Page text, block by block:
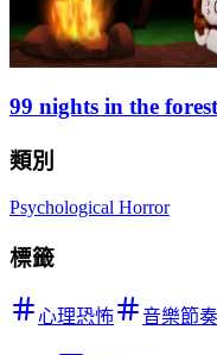
99 nights in the forest
類別
Psychological Horror
標籤
心理恐怖 音樂節奏